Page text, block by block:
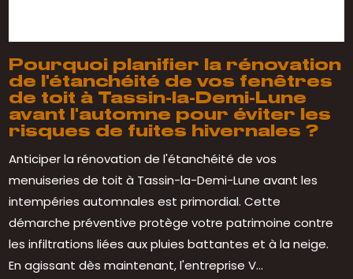
Pourquoi planifier la rénovation
de l'étanchéité de vos fenêtres
de toit à Tassin-la-Demi-Lune
avant l'automne pour éviter les
risques de fuites hivernales ?
Anticiper la rénovation de l'étanchéité de vos
menuiseries de toit à Tassin-la-Demi-Lune avant les
intempéries automnales est primordial. Cette
démarche préventive protège votre patrimoine contre
les infiltrations liées aux pluies battantes et à la neige.
En agissant dès maintenant, l'entreprise V...